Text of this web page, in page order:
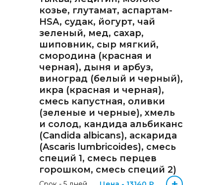
демиелинизирующих
заболеваний
Диагностика диабета
биохимический
Диагностика нарушений
функции яичников
Диагностика нейрогенных
опухолей
Диагностика паразитарных
заболеваний
козье, глутамат, аспартам-
HSA, судак, йогурт, чай
зеленый, мед, сахар,
шиповник, сыр мягкий,
смородина (красная и
черная), дыня и арбуз,
виноград (белый и черный),
икра (красная и черная),
смесь капустная, оливки
(зеленые и черные), хмель
и солод, кандида альбиканс
(Сandida albicans), аскарида
(Ascaris lumbricoides), смесь
специй 1, смесь перцев
горошком, смесь специй 2)